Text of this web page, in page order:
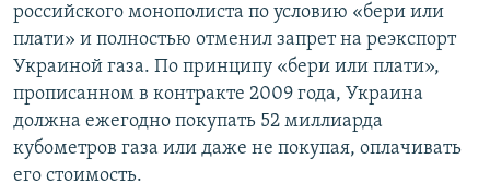
российского монополиста по условию «бери или
плати» и полностью отменил запрет на реэкспорт
Украиной газа. По принципу «бери или плати»,
прописанном в контракте 2009 года, Украина
должна ежегодно покупать 52 миллиарда
кубометров газа или даже не покупая, оплачивать
его стоимость.